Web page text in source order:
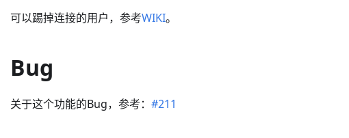
可以踢掉连接的用户，参考WIKI。
Bug
关于这个功能的Bug，参考： #211